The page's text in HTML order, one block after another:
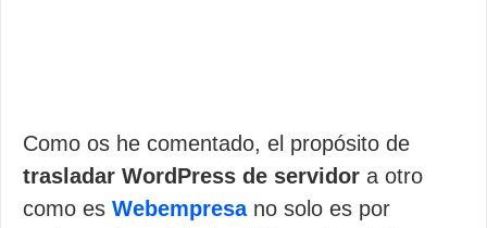
Como os he comentado, el propósito de
trasladar WordPress de servidor a otro
como es Webempresano solo es por